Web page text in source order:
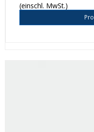
(einschl. MwSt.)